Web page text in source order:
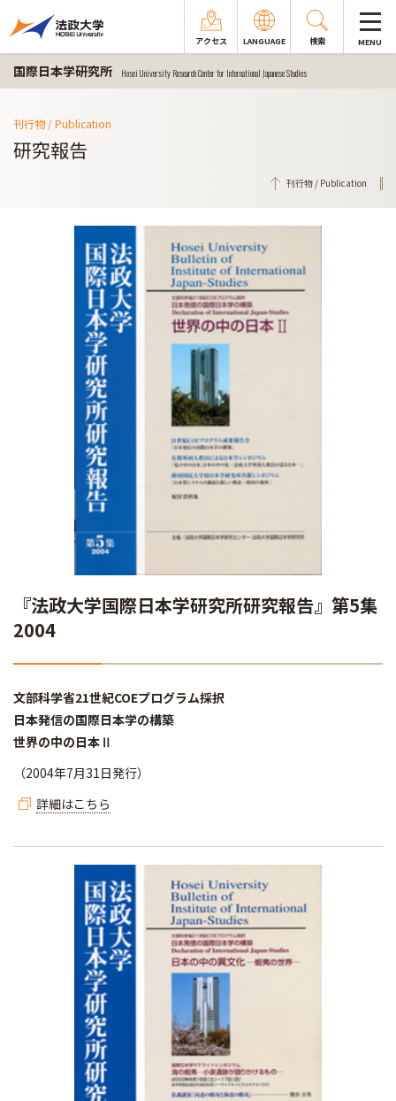
アクセス LANGUAGE 検索 MENU
国際日本学研究所 Hosei University Research Center for International Japanese Studies
刊行物 / Publication
研究報告
刊行物 / Publication
『法政大学国際日本学研究所研究報告』第5集
2004
文部科学省21世紀COEプログラム採択
日本発信の国際日本学の構築
世界の中の日本Ⅱ
（2004年7月31日発行）
詳細はこちら